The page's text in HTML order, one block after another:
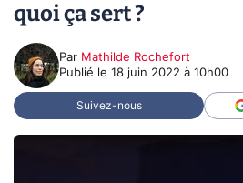
quoi ça sert ?
Par Mathilde Rochefort
Publié le 18 juin 2022 à 10h00
Suivez-nous